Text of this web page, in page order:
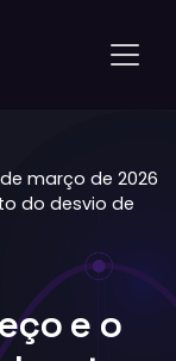
do desvio de
março de 2026
e o